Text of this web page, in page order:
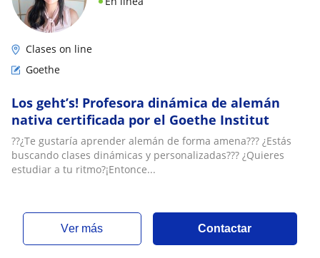
Clases on line
Goethe
Los geht’s! Profesora dinámica de alemán
nativa certificada por el Goethe Institut
??¿Te gustaría aprender alemán de forma amena??? ¿Estás
buscando clases dinámicas y personalizadas??? ¿Quieres
estudiar a tu ritmo?¡Entonce...
ver más Contactar